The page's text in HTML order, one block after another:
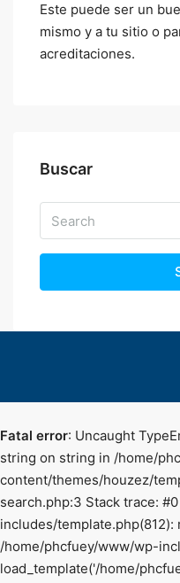
Este puede ser un
mismo y a tu sitio o
acreditaciones.
Buscar
Fatal error: Uncaught
string on string in /home/
content/themes/houzez/
search.php:3 Stack trace:
includes/template.php(812):
/home/phcfuey/www/wp-
load_template('/home/